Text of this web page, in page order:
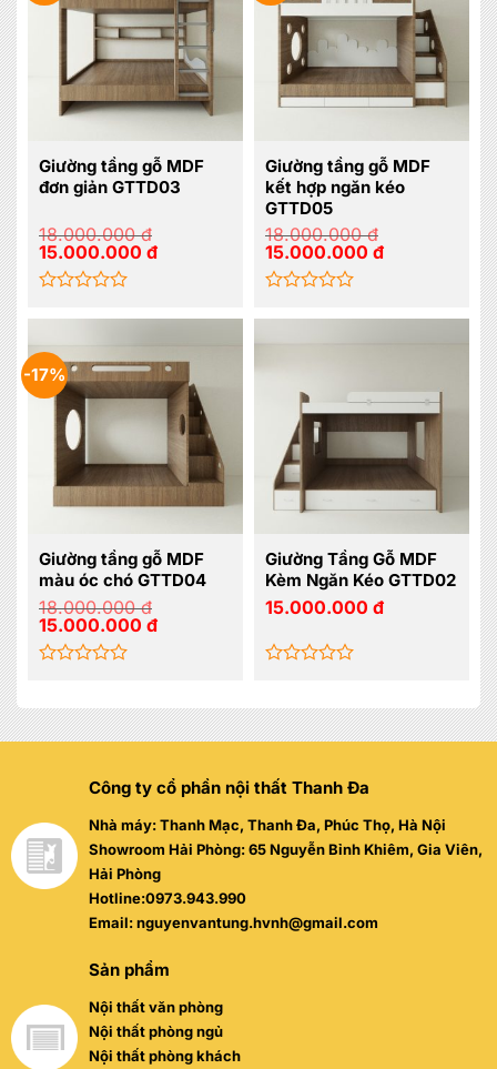
Giường tầng gỗ MDF
đơn giản GTTD03
18.000.000đ
Giá
gốc
là:
18.000.000 đ.
15.000.000 đGiá
xếp
hạng
0
5
sao
Giường tầng gỗ MDF
kết hợp ngăn kéo
GTTD05
18.000.000đ
Giá
gốc
là:
18.000.000 đ.
15.000.000 đGiá
xếp
hạng
-17%
Giường tầng gỗ MDF
màu óc chó GTTD04
18.000.000đ
Giá
gốc
là:
18.000.000 đ.
15.000.000 đGiá
hạng
0
Giường Tầng Gỗ MDF
Kèm Ngăn Kéo GTTD02
15.000.000 đ
hạng
0
Công ty cổ phần nội thất Thanh Đa
Nhà máy: Thanh Mạc, Thanh Đa, Phúc Thọ, Hà Nội
Showroom Hải Phòng: 65 Nguyễn Bỉnh Khiêm, Gia Viên,
Hải Phòng
Hotline:0973.943.990
Email: nguyenvantung.hvnh@gmail.com
Sản phẩm
Nội thất văn phòng
Nội thất phòng ngủ
Nội thất phòng khách